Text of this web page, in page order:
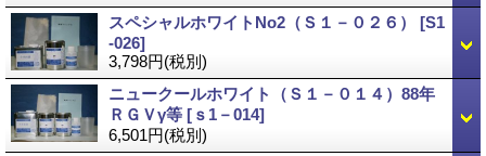
スペシャルホワイトNo2（Ｓ１－０２６） [S1
-026]
3,798円(税別)
ニュークールホワイト（Ｓ１－０１４）88年
ＲＧＶγ等 [ｓ1－014]
6,501円(税別)